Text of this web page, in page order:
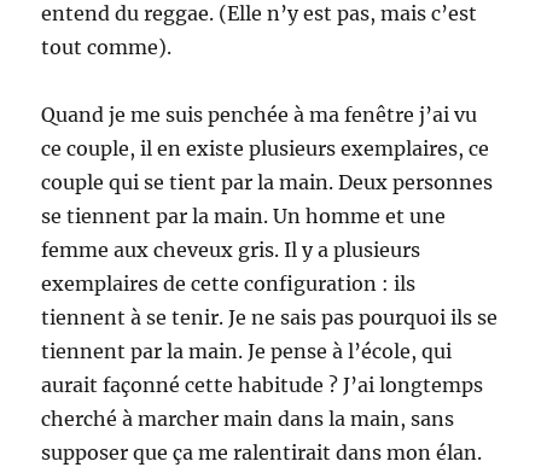
entend du reggae. (Elle n’y est pas, mais c’est
tout comme).
Quand je me suis penchée à ma fenêtre j’ai vu
ce couple, il en existe plusieurs exemplaires, ce
couple qui se tient par la main. Deux personnes
se tiennent par la main. Un homme et une
femme aux cheveux gris. Il y a plusieurs
exemplaires de cette configuration : ils
tiennent à se tenir. Je ne sais pas pourquoi ils se
tiennent par la main. Je pense à l’école, qui
aurait façonné cette habitude ? J’ai longtemps
cherché à marcher main dans la main, sans
supposer que ça me ralentirait dans mon élan.